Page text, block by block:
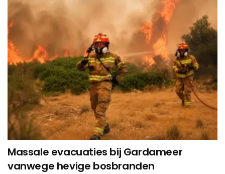
Massale evacuaties bij Gardameer
vanwege hevige bosbranden